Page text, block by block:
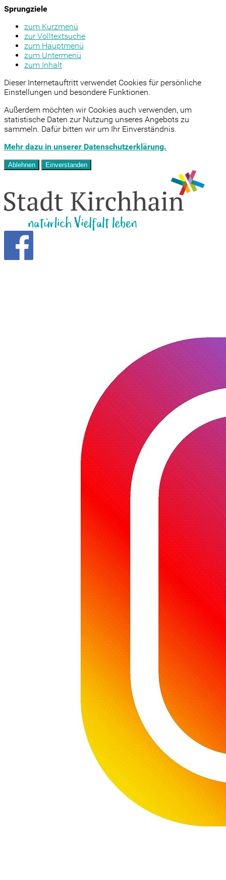
Sprungziele
zum Kurzmenü
zur Volltextsuche
zum Hauptmenü
zum Untermenü
zum Inhalt
Dieser Internetauftritt verwendet Cookies für persönliche
Einstellungen und besondere Funktionen.
Außerdem möchten wir Cookies auch verwenden, um
statistische Daten zur Nutzung unseres Angebots zu
sammeln. Dafür bitten wir um Ihr Einverständnis.
Mehr dazu in unserer Datenschutzerklärung.
Ablehnen Einverstanden